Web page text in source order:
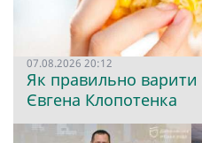
07.08.2026 20:12
Як правильно варити
Євгена Клопотенка